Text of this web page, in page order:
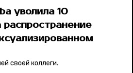
уволила 10
распространение
своей коллеги.